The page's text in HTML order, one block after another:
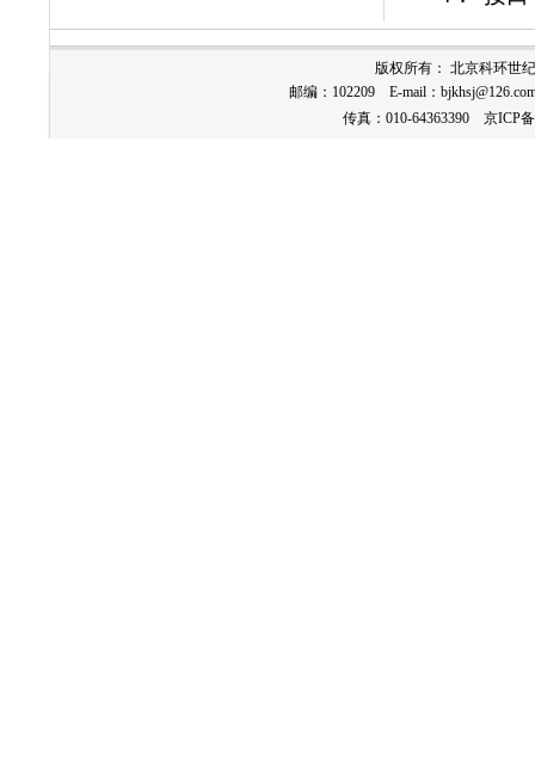
版权所有： 北京科环世
邮编：102209 E-mail：
传真：010-64363390 京ICP